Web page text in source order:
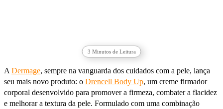
3 Minutos de Leitura
A Dermage, sempre na vanguarda dos cuidados com a pele, lança
seu mais novo produto: o Drencell Body Up, um creme firmador
corporal desenvolvido para promover a firmeza, combater a flacidez
e melhorar a textura da pele. Formulado com uma combinação